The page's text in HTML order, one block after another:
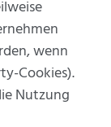
wenn
Cookies).
Nutzung